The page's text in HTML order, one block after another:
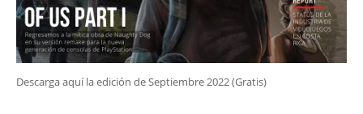
Descarga aquí la edición de Septiembre 2022 (Gratis)